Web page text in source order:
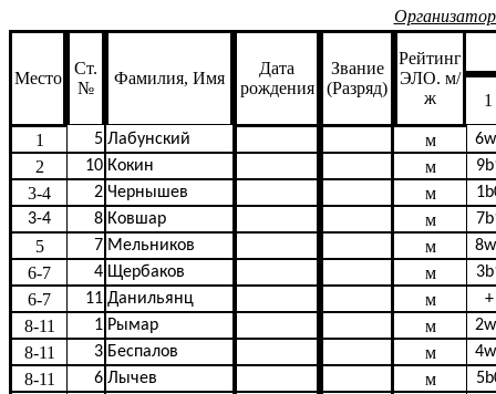
Место
Ст.
№
Фамилия, Имя
Дата
рождения
Звание
(Разряд)
Рейтинг
ЭЛО. м/
ж
1
1 5 Лабунский м
2 10 Кокин м
3-4 2 Чернышев м
3-4
8 Ковшар м
5 7 Мельников м
6-7 4 Щербаков м
6-7 11 Данильянц м +
8-11 1 Рымар м
8-11 3 Беспалов м
8-11 6 Лычев м